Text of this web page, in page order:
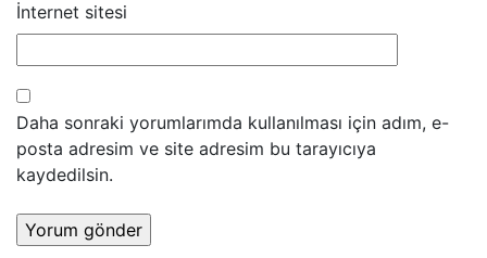
İnternet sitesi
Daha sonraki yorumlarımda kullanılması için adım, e-
posta adresim ve site adresim bu tarayıcıya
kaydedilsin.